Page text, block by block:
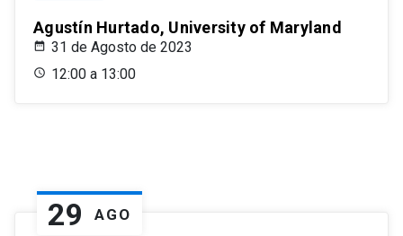
Agustín Hurtado, University of Maryland
31 de Agosto de 2023
12:00 a 13:00
29 AGO